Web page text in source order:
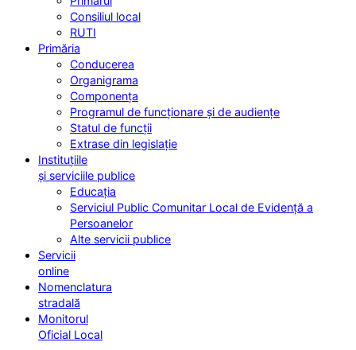
Consiliul local
RUTI
Primăria
Conducerea
Organigrama
Componența
Programul de funcționare și de audiențe
Statul de funcții
Extrase din legislație
Instituțiile
și serviciile publice
Educația
Serviciul Public Comunitar Local de Evidență a
Persoanelor
Alte servicii publice
Servicii
online
Nomenclatura
stradală
Monitorul
Oficial Local